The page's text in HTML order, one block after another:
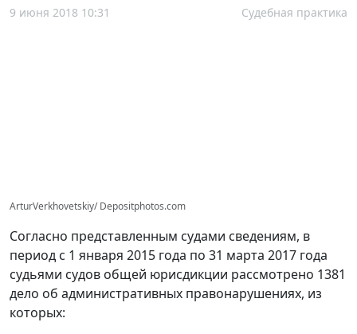
9 июня 2018 10:31 Судебная практика
ArturVerkhovetskiy/ Depositphotos.com
Согласно представленным судами сведениям, в
период с 1 января 2015 года по 31 марта 2017 года
судьями судов общей юрисдикции рассмотрено 1381
дело об административных правонарушениях, из
которых: